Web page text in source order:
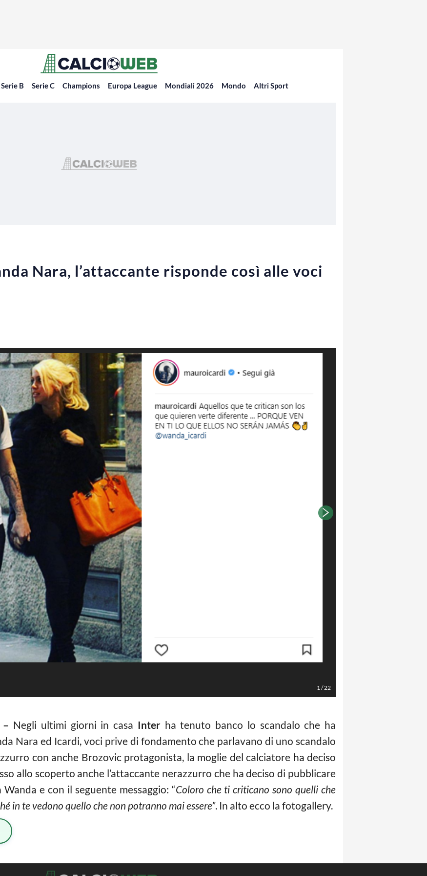
Serie B Serie C Champions Europa League Mondiali 2026 Mondo Altri Sport
Nara, l’attaccante risponde così alle voci
1/22
– Negli ultimi giorni in casa Interha tenuto banco lo scandalo che ha
Nara ed Icardi, voci prive di fondamento che parlavano di uno scandalo
con anche Brozovic protagonista, la moglie del calciatore ha deciso
allo scoperto anche l’attaccante nerazzurro che ha deciso di pubblicare
e con il seguente messaggio: “Coloro che ti criticano sono quelli che
in te vedono quello che non potranno mai essere”. In alto ecco la fotogallery.